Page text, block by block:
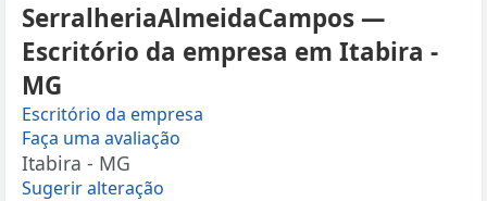
SerralheriaAlmeidaCampos —
Escritório da empresa em Itabira -
MG
Escritório da empresa
Faça uma avaliação
Itabira - MG
Sugerir alteração